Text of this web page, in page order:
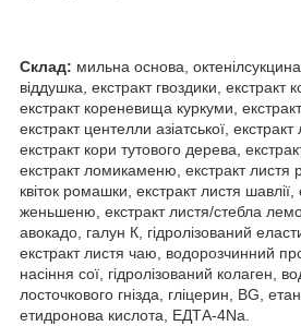
Склад: мильна основа,
віддушка, екстракт гвоздики, екстракт
екстракт кореневища куркуми,
екстракт центелли азіатської,
екстракт кори тутового дерева,
екстракт ломикаменю, екстракт листя
квіток ромашки, екстракт листя шавлії,
женьшеню, екстракт листя/стебла
авокадо, галун К, гідролізований
екстракт листя чаю, водорозчинний
насіння сої, гідролізований колаген,
лосточкового гнізда, гліцерин, BG,
етидронова кислота, ЕДТА-4Na.